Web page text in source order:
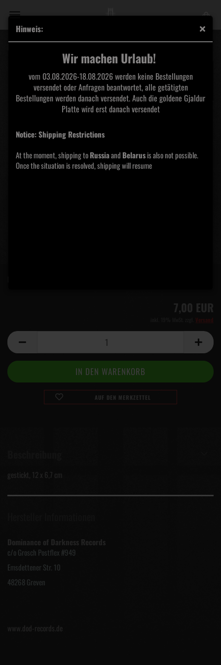
Hinweis:
Wir machen Urlaub!
vom 03.08.2026-18.08.2026 werden keine Bestellungen
versendet oder Anfragen beantwortet, alle getätigten
Bestellungen werden danach versendet. Auch die goldene Gjaldur
Platte wird erst danach versendet
Notice: Shipping Restrictions
At the moment, shipping toRussiaand Belarusis also not possible.
Once the situation is resolved, shipping will resume
7,00 EUR
Versand
AUF DEN MERKZETTEL
gestickt, 12 x 6,7 cm
Dominance of Darkness Records
c/o Grosch Postflex #949
Emsdettener Str. 10
48268 Greven
www.dod-records.de